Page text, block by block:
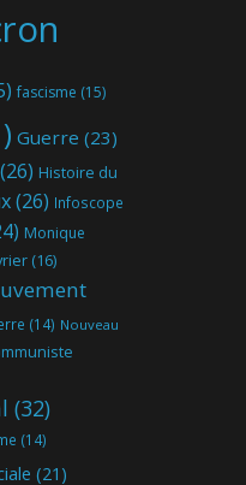
fascisme (15)
Guerre (23)
(26) Histoire du
(26) Infoscope
Monique
(16)
(14) Nouveau
(32)
(14)
(21)